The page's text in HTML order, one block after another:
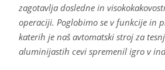
zagotavlja dosledne in
operaciji. Poglobimo se v funkcije in
katerih je naš avtomatski stroj za
aluminijastih cevi spremenil igro v